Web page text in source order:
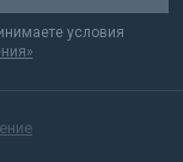
условия